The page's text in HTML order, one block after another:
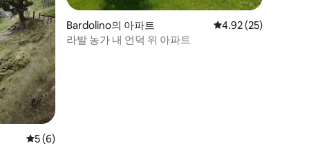
평점 5점(5점 만점), 후기 6개
5 (6)
Bardolino의 아파트 평점 4.92점(5점 만점
4.92 (25)
라발 농가 내 언덕 위 아파트